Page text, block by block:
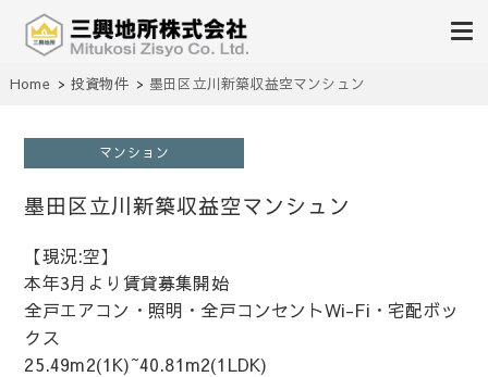
三興地所株式会社
不動産の売買、賃貸、仲介、管理
Home 投資物件 墨田区立川新築収益空マンシュン
マンション
墨田区立川新築収益空マンシュン
【現況:空】
本年3月より賃貸募集開始
全戸エアコン・照明・全戸コンセントWi-Fi・宅配ボッ
クス
25.49m2(1K)~40.81m2(1LDK)